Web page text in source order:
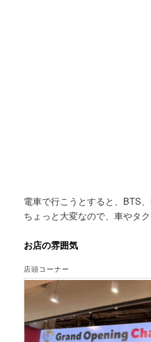
電車で行こうとすると、BTS
ちょっと大変なので、車やタ
お店の雰囲気
店頭コーナー